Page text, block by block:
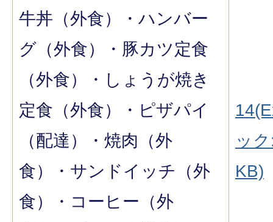
牛丼（外食）・ハンバー
グ（外食）・豚カツ定食
（外食）・しょうが焼き
定食（外食）・ピザパイ
（配達）・焼肉（外
食）・サンドイッチ（外
食）・コーヒー（外
ッ
KB)